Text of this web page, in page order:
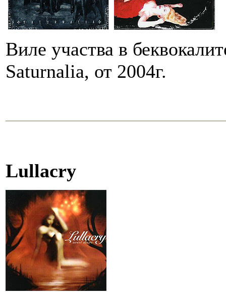
Виле участва в
Saturnalia, от 2004г.
Lullacry